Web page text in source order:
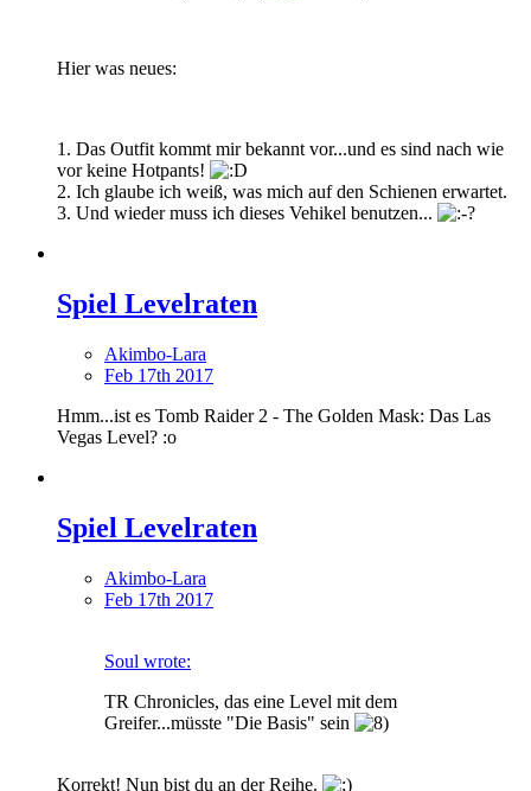
Hier was neues:
1. Das Outfit kommt mir bekannt vor...und es sind nach wie
vor keine Hotpants!
2. Ich glaube ich weiß, was mich auf den Schienen erwartet.
3. Und wieder muss ich dieses Vehikel benutzen...
Spiel Levelraten
Akimbo-Lara
Feb 17th 2017
Hmm...ist es Tomb Raider 2 - The Golden Mask: Das Las
Vegas Level? :o
Spiel Levelraten
Akimbo-Lara
Feb 17th 2017
Soul wrote:
TR Chronicles, das eine Level mit dem
Greifer...müsste "Die Basis" sein
Korrekt! Nun bist du an der Reihe.